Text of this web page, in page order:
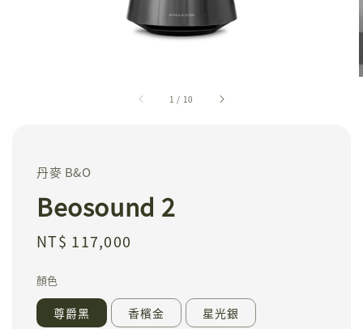
1 / 10
丹麥 B&O
Beosound 2
Regular
NT$ 117,000
顏色
尊爵黑 香檳金 星光銀